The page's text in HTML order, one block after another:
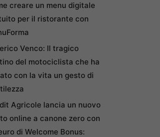
creare un menu digitale
per il ristorante con
Venco: Il tragico
del motociclista che ha
con la vita un gesto di
Agricole lancia un nuovo
online a canone zero con
di Welcome Bonus: